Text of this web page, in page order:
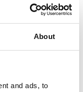
About
and ads, to
øget
1300HV